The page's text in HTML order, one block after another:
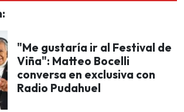
"Me gustaría ir al Festival de
Viña": Matteo Bocelli
conversa en exclusiva con
Radio Pudahuel